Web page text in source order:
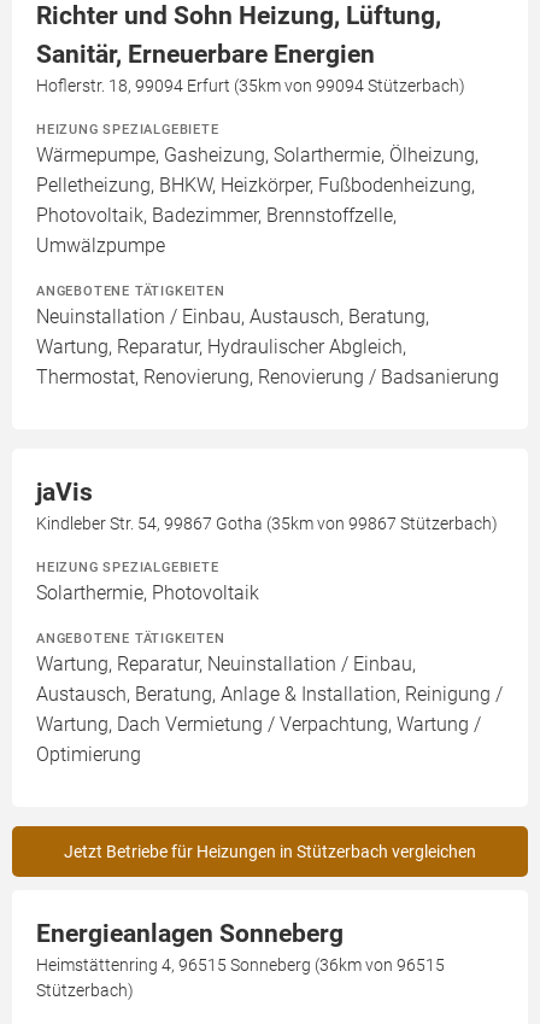
Richter und Sohn Heizung, Lüftung,
Sanitär, Erneuerbare Energien
Hoflerstr. 18, 99094 Erfurt (35km von 99094 Stützerbach)
HEIZUNG SPEZIALGEBIETE
Wärmepumpe, Gasheizung, Solarthermie, Ölheizung,
Pelletheizung, BHKW, Heizkörper, Fußbodenheizung,
Photovoltaik, Badezimmer, Brennstoffzelle,
Umwälzpumpe
ANGEBOTENE TÄTIGKEITEN
Neuinstallation / Einbau, Austausch, Beratung,
Wartung, Reparatur, Hydraulischer Abgleich,
Thermostat, Renovierung, Renovierung / Badsanierung
jaVis
Kindleber Str. 54, 99867 Gotha (35km von 99867 Stützerbach)
HEIZUNG SPEZIALGEBIETE
Solarthermie, Photovoltaik
ANGEBOTENE TÄTIGKEITEN
Wartung, Reparatur, Neuinstallation / Einbau,
Austausch, Beratung, Anlage & Installation, Reinigung /
Wartung, Dach Vermietung / Verpachtung, Wartung /
Optimierung
Jetzt Betriebe für Heizungen in Stützerbach vergleichen
Energieanlagen Sonneberg
Heimstättenring 4, 96515 Sonneberg (36km von 96515
Stützerbach)